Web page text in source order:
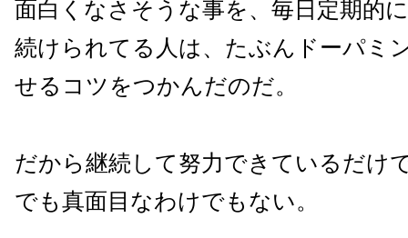
面白くなさそうな事を、毎日定期的
続けられてる人は、たぶんドーパミ
せるコツをつかんだのだ。
だから継続して努力できているだけ
でも真面目なわけでもない。